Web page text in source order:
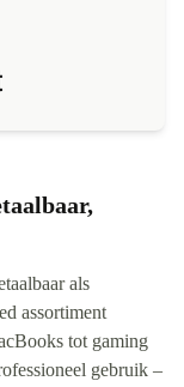
als
assortiment
tot gaming
gebruik –